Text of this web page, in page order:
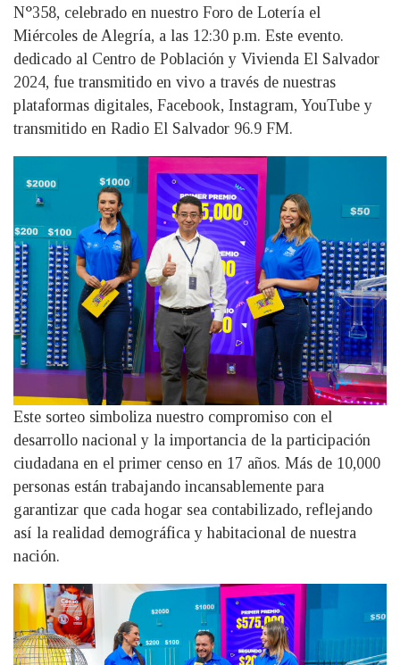
N°358, celebrado en nuestro Foro de Lotería el
Miércoles de Alegría, a las 12:30 p.m. Este evento.
dedicado al Centro de Población y Vivienda El Salvador
2024, fue transmitido en vivo a través de nuestras
plataformas digitales, Facebook, Instagram, YouTube y
transmitido en Radio El Salvador 96.9 FM.
Este sorteo simboliza nuestro compromiso con el
desarrollo nacional y la importancia de la participación
ciudadana en el primer censo en 17 años. Más de 10,000
personas están trabajando incansablemente para
garantizar que cada hogar sea contabilizado, reflejando
así la realidad demográfica y habitacional de nuestra
nación.